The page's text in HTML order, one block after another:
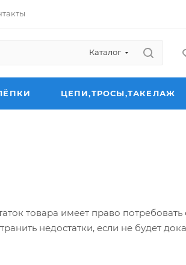
Каталог
ЦЕПИ,ТРОСЫ,ТАКЕЛАЖ
товара имеет право потребовать
недостатки, если не будет